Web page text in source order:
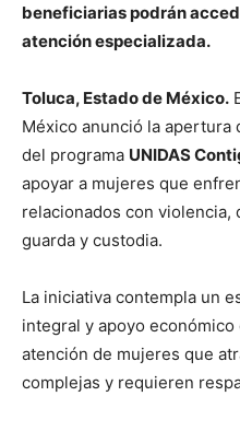
beneficiarias podrán
atención especializada.
Toluca, Estado de México.
México anunció la apertura
del programa UNIDAS
apoyar a mujeres que
relacionados con
guarda y custodia.
La iniciativa contempla un
integral y apoyo
atención de mujeres que
complejas y requieren